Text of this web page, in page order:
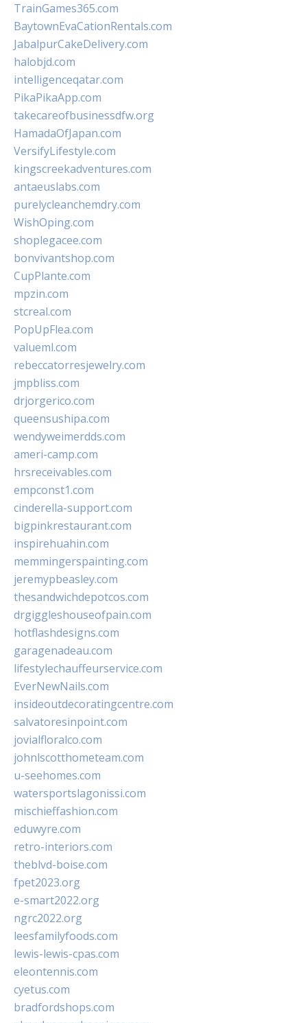
TrainGames365.com
BaytownEvaCationRentals.com
JabalpurCakeDelivery.com
halobjd.com
intelligenceqatar.com
PikaPikaApp.com
takecareofbusinessdfw.org
HamadaOfJapan.com
VersifyLifestyle.com
kingscreekadventures.com
antaeuslabs.com
purelycleanchemdry.com
WishOping.com
shoplegacee.com
bonvivantshop.com
CupPlante.com
mpzin.com
stcreal.com
PopUpFlea.com
valueml.com
rebeccatorresjewelry.com
jmpbliss.com
drjorgerico.com
queensushipa.com
wendyweimerdds.com
ameri-camp.com
hrsreceivables.com
empconst1.com
cinderella-support.com
bigpinkrestaurant.com
inspirehuahin.com
memmingerspainting.com
jeremypbeasley.com
thesandwichdepotcos.com
drgiggleshouseofpain.com
hotflashdesigns.com
garagenadeau.com
lifestylechauffeurservice.com
EverNewNails.com
insideoutdecoratingcentre.com
salvatoresinpoint.com
jovialfloralco.com
johnlscotthometeam.com
u-seehomes.com
watersportslagonissi.com
mischieffashion.com
eduwyre.com
retro-interiors.com
theblvd-boise.com
fpet2023.org
e-smart2022.org
ngrc2022.org
leesfamilyfoods.com
lewis-lewis-cpas.com
eleontennis.com
cyetus.com
bradfordshops.com